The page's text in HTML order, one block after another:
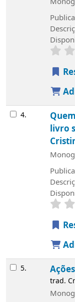
4.
livro
5.
trad.